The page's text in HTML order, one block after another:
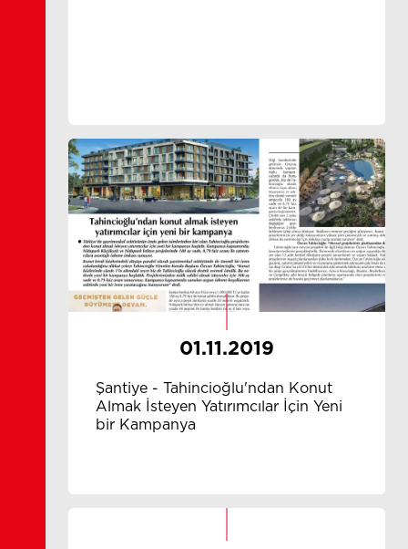
01.11.2019
Şantiye - Tahincioğlu'ndan Konut
Almak İsteyen Yatırımcılar İçin Yeni
bir Kampanya